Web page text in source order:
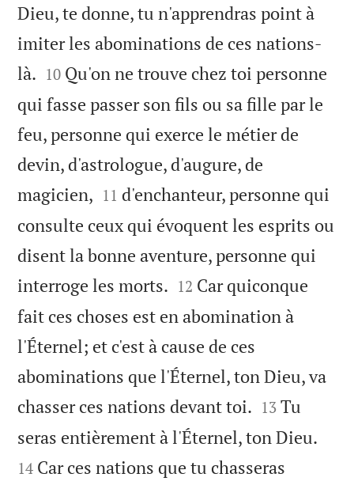
Dieu, te donne, tu n'apprendras point à
imiter les abominations de ces nations-
là. 

10 Qu'on ne trouve chez toi personne
qui fasse passer son fils ou sa fille par le
feu, personne qui exerce le métier de
devin, d'astrologue, d'augure, de
magicien, 

11 d'enchanteur, personne qui
consulte ceux qui évoquent les esprits ou
disent la bonne aventure, personne qui
interroge les morts. 

12 Car quiconque
fait ces choses est en abomination à
l'Éternel; et c'est à cause de ces
abominations que l'Éternel, ton Dieu, va
chasser ces nations devant toi. 

13 Tu
seras entièrement à l'Éternel, ton Dieu.
14 Car ces nations que tu chasseras